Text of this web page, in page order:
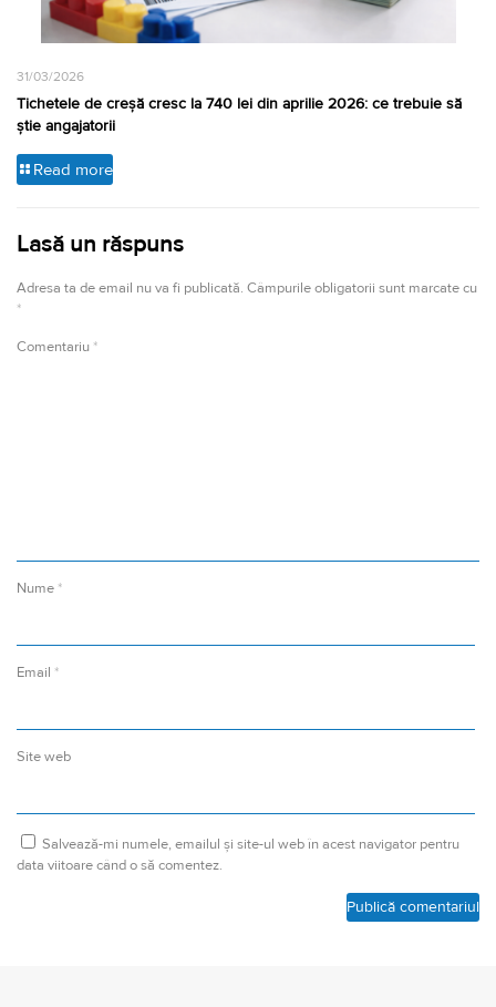
31/03/2026
Tichetele de creșă cresc la 740 lei din aprilie 2026: ce trebuie să
știe angajatorii
Read more
Lasă un răspuns
Adresa ta de email nu va fi publicată. Câmpurile obligatorii sunt marcate cu
*
Comentariu *
Nume *
Email *
Site web
Salvează-mi numele, emailul și site-ul web în acest navigator pentru
data viitoare când o să comentez.